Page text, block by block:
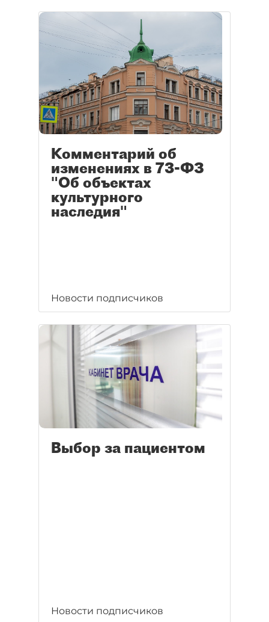
Комментарий об
изменениях в 73-ФЗ
"Об объектах
культурного
наследия"
Новости подписчиков
Выбор за пациентом
Новости подписчиков